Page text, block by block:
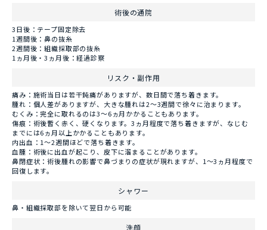
術後の通院
3日後：テープ固定除去
1週間後：鼻の抜糸
2週間後：組織採取部の抜糸
1ヵ月後・3ヵ月後：経過診察
リスク・副作用
痛み：施術当日は若干鈍痛がありますが、数日間で落ち着きます。
腫れ：個人差がありますが、大きな腫れは2～3週間で徐々に治まります。
むくみ：完全に取れるのは3～6ヵ月かかることもあります。
傷痕：術後暫く赤く、硬くなります。3ヵ月程度で落ち着きますが、なじむ
までには6ヵ月以上かかることもあります。
内出血：1～2週間ほどで落ち着きます。
血腫：術後に出血が起こり、皮下に溜まることがあります。
鼻閉症状：術後腫れの影響で鼻づまりの症状が現れますが、1～3ヵ月程度で
回復します。
シャワー
鼻・組織採取部を除いて翌日から可能
洗顔